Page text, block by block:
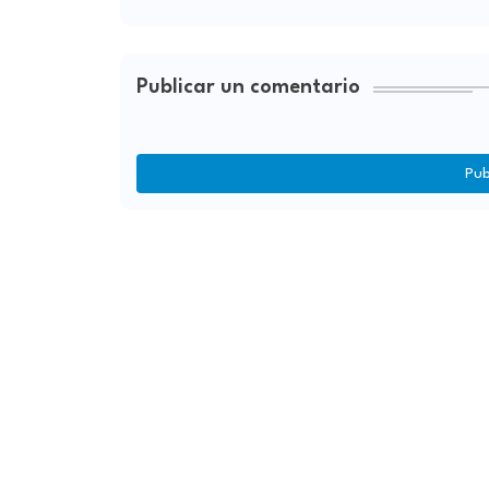
Publicar un comentario